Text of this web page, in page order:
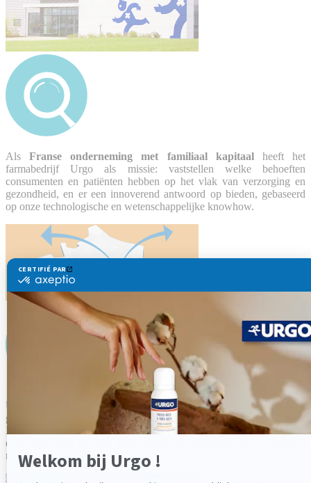
AlsFranse onderneming met familiaal kapitaalheeft het
farmabedrijf Urgo als missie: vaststellen welke behoeften
consumenten en patiënten hebben op het vlak van verzorging en
gezondheid, en er een innoverend antwoord op bieden, gebaseerd
op onze technologische en wetenschappelijke knowhow.
URGO is als farmabedrijf bekendbij zowel het grote publiek als
gezondheidswerkers (artsen, apothekers, verpleegkundigen enz.). In
Frankrijk is het op vele terreinen marktleider en het bedrijf heeft de
duidelijke wens om zich internationaal te ontplooien. Het buitenland
maakt nu al 50% uit van zijn omzet.